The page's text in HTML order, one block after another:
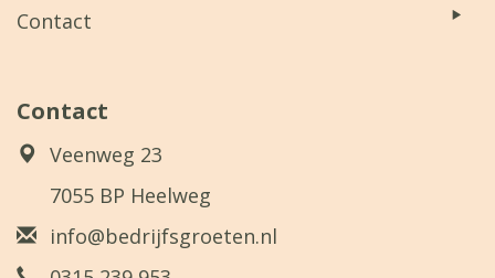
Contact
Contact
Veenweg 23
7055 BP Heelweg
info@bedrijfsgroeten.nl